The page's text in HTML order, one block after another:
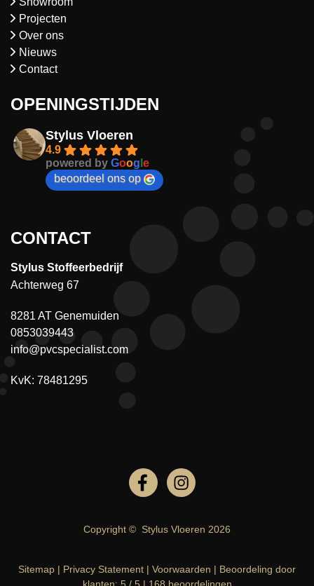
Projecten
Over ons
Nieuws
Contact
OPENINGSTIJDEN
Stylus Vloeren
4.9
powered by Goog e
beoordeel ons op
CONTACT
Stylus Stoffeerbedrijf
Achterweg 67
8281 AT Genemuiden
0853039443
info@pvcspecialist.com
KvK: 78481295
Copyright © Stylus Vloeren 2026
Sitemap | Privacy Statement | Voorwaarden | Beoordeling door